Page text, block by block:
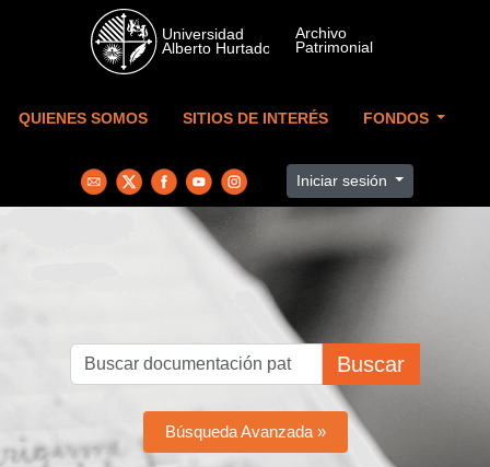
Skip to main content
QUIENES SOMOS SITIOS DE INTERÉS FONDOS
Iniciar sesión
Buscar
Búsqueda Avanzada »